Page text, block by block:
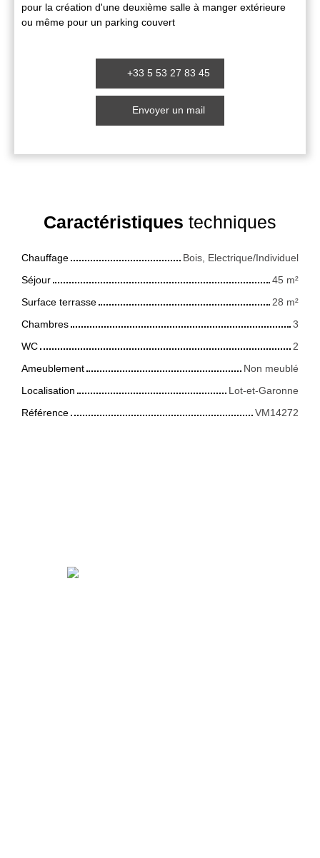
pour la création d'une deuxième salle à manger extérieure
ou même pour un parking couvert
+33 5 53 27 83 45
Envoyer un mail
Caractéristiques techniques
Chauffage
Bois, Electrique/Individuel
Séjour
45 m²
Surface terrasse
28 m²
Chambres
3
WC
2
Ameublement
Non meublé
Localisation
Lot-et-Garonne
Référence
VM14272